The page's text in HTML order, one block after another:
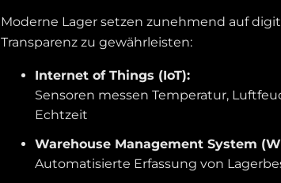
Moderne Lager setzen zunehmend auf
Transparenz zu gewährleisten:
Internet of Things (IoT):
Sensoren messen Temperatur,
Echtzeit
Warehouse Management System
Automatisierte Erfassung von